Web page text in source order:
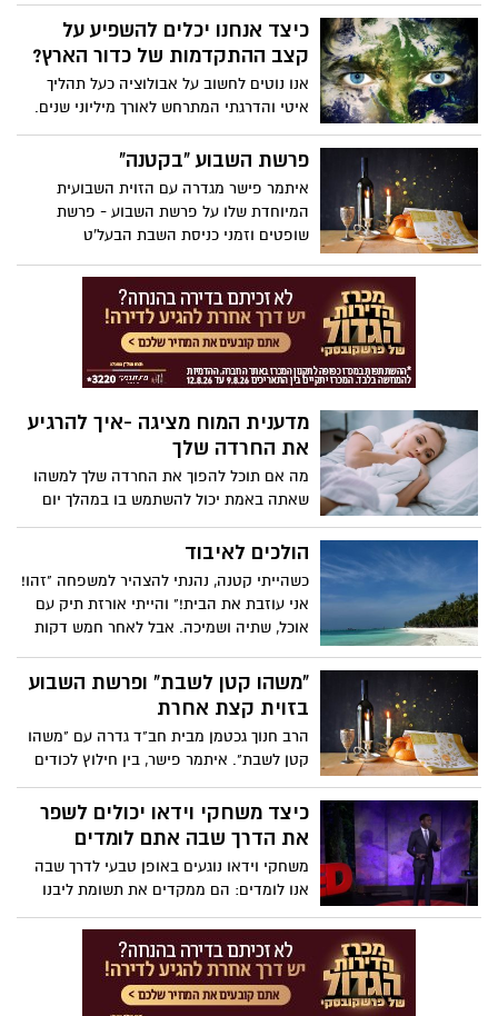
עיניים זו, הסופרת והאמנית אמילי וופניק
מתארת את האנשים להם היא קוראת
"מולטי-פוטנציאליים" - להם יש מגוון רחב של
תחומי עניין ועבודות לאורך החיים. האם אתה
אחד מהם?
כיצד אנחנו יכלים להשפיע על
קצב ההתקדמות של כדור הארץ?
אנו נוטים לחשוב על אבולוציה כעל תהליך
איטי והדרגתי המתרחש לאורך מיליוני שנים.
אבל הביולוג האבולוציוני שיין קמפבל-סטטון
אומר שהטבע משתנה כעת במהירות מסחררת
בנתה. מפילים חסרי חטים שנמלטים מציידים
ועד זאבים החיים באזור ההדרה
הרדיואקטיבי של צ'רנוביל, קמפבל-סטטון
מציגה כיצד החיים מסתגלים במהירות
בדרכים מפתיעות - ומבקשת מאיתנו לחשוב
מחדש כיצד נוכל להגן על המגוון הביולוגי של
כדור הארץ.
פרשת השבוע "בקטנה"
איתמר פישר מגדרה עם הזוית השבועית
המיוחדת שלו על פרשת השבוע - פרשת
שופטים וזמני כניסת השבת הבעל'ט
מדענית המוח מציגה -איך להרגיע
את החרדה שלך
מה אם תוכל להפוך את החרדה שלך למשהו
שאתה באמת יכול להשתמש בו במהלך יום
העבודה שלך? מדעית המוח וונדי סוזוקי
חולקת שתי פעילויות מבוססות ראיות -
העצבים שלך ולדלק יצירתיות וחיבור.
הולכים לאיבוד
כשהייתי קטנה, נהנתי להצהיר למשפחה "זהו!
אני עוזבת את הבית!" והייתי אורזת תיק עם
אוכל, שתיה ושמיכה. אבל לאחר חמש דקות
"משהו קטן לשבת" ופרשת השבוע
בזוית קצת אחרת
הרב חנוך גכטמן מבית חב"ד גדרה עם "משהו
קטן לשבת". איתמר פישר, בין חילוץ לכודים
לכיבוי, עם הזוית השבועית שלו עת פרשת
השבוע. כניסת השבת בגדרה: 19:15
כיצד משחקי וידאו יכולים לשפר
את הדרך שבה אתם לומדים
משחקי וידאו נוגעים באופן טבעי לדרך שבה
אנו לומדים: הם ממקדים את תשומת ליבנו
ועוקבים אחר ההתקדמות שלנו כשאנו
מתקדמים לעבר מטרה ברורה. קריס
אלכסנדר, פרופסור לעיצוב משחקי וידאו
וגיימר נלהב בעצמו, חושב שצריך להשתמש
באותם אלמנטים בחינוך המסורתי כדי לתת